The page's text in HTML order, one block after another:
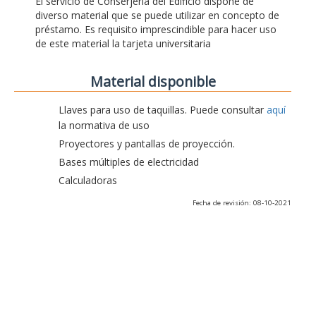
diverso material que se puede utilizar en concepto de
préstamo. Es requisito imprescindible para hacer uso
de este material la tarjeta universitaria
Material disponible
Llaves para uso de taquillas. Puede consultar aquí
la normativa de uso
Proyectores y pantallas de proyección.
Bases múltiples de electricidad
Calculadoras
Fecha de revisión: 08-10-2021